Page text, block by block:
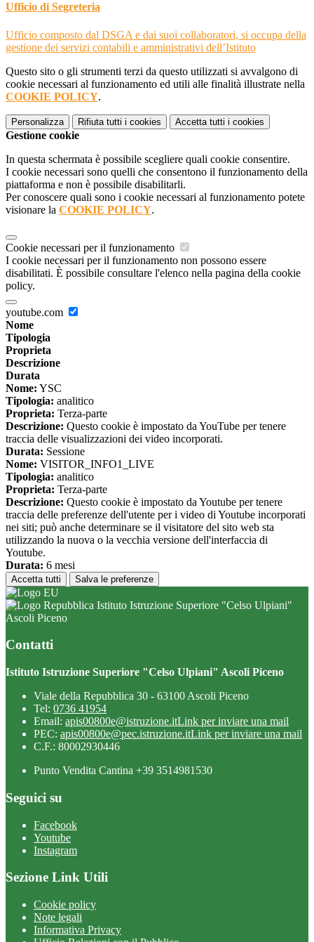
Ufficio di Segreteria
Ufficio composto dal DSGA e dai suoi collaboratori, si occupa della
gestione dei servizi contabili e amministrativi dell’Istituto
Questo sito o gli strumenti terzi da questo utilizzati si avvalgono di
cookie necessari al funzionamento ed utili alle finalità illustrate nella
COOKIE POLICY.
Personalizza Rifiuta tutti i cookies Accetta tutti i cookies
Gestione cookie
In questa schermata è possibile scegliere quali cookie consentire.
I cookie necessari sono quelli che consentono il funzionamento della
piattaforma e non è possibile disabilitarli.
Per conoscere quali sono i cookie necessari al funzionamento potete
visionare la COOKIE POLICY.
Cookie necessari per il funzionamento
I cookie necessari per il funzionamento non possono essere
disabilitati. È possibile consultare l'elenco nella pagina della cookie
policy.
youtube.com
Nome
Tipologia
Proprieta
Descrizione
Durata
Nome: YSC
Tipologia: analitico
Proprieta: Terza-parte
Descrizione: Questo cookie è impostato da YouTube per tenere
traccia delle visualizzazioni dei video incorporati.
Durata: Sessione
Nome: VISITOR_INFO1_LIVE
Tipologia: analitico
Proprieta: Terza-parte
Descrizione: Questo cookie è impostato da Youtube per tenere
traccia delle preferenze dell'utente per i video di Youtube incorporati
nei siti; può anche determinare se il visitatore del sito web sta
utilizzando la nuova o la vecchia versione dell'interfaccia di
Youtube.
Durata: 6 mesi
Accetta tutti Salva le preferenze
Istituto Istruzione Superiore "Celso Ulpiani"
Ascoli Piceno
Contatti
Istituto Istruzione Superiore "Celso Ulpiani" Ascoli Piceno
Viale della Repubblica 30 - 63100 Ascoli Piceno
Tel: 0736 41954
Email: apis00800e@istruzione.itLink per inviare una mail
PEC: apis00800e@pec.istruzione.itLink per inviare una mail
C.F.: 80002930446
Punto Vendita Cantina +39 3514981530
Seguici su
Facebook
Youtube
Instagram
Sezione Link Utili
Cookie policy
Note legali
Informativa Privacy